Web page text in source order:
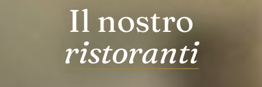
Il nostro
ristoranti